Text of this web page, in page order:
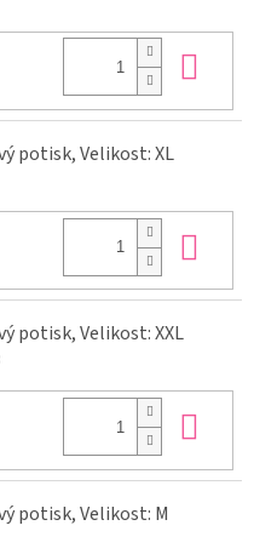
potisk, Velikost: XL
potisk, Velikost: XXL
potisk, Velikost: M